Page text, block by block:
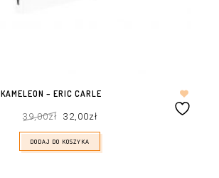
KAMELEON – ERIC CARLE
39,00zł cena
wynosiła:
39,00zł.
32,00złcena
32,00zł.
DODAJ DO KOSZYKA